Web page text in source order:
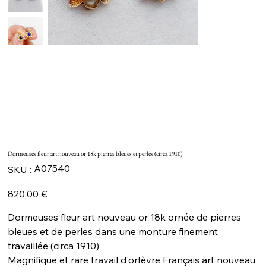
Dormeuses fleur art nouveau or 18k pierres bleues et perles (circa 1910)
SKU :
SKU
A07540
A07540
820,00 €
Dormeuses fleur art nouveau or 18k ornée de pierres
bleues et de perles dans une monture finement
travaillée (circa 1910)
Magnifique et rare travail d'orfèvre Français art nouveau